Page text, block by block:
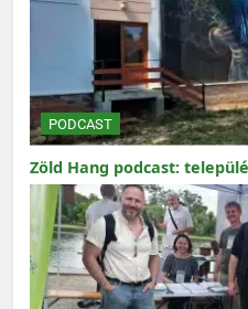
PODCAST
Zöld Hang podcast: